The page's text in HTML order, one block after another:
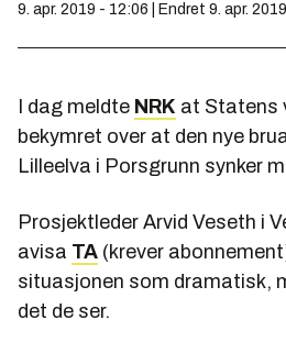
9. apr. 2019 - 12:06 | Endret 9. apr.
I dag meldte NRK at Statens
bekymret over at den nye
Lilleelva i Porsgrunn synker
Prosjektleder Arvid Veseth i
avisa TA (krever
situasjonen som dramatisk,
det de ser.